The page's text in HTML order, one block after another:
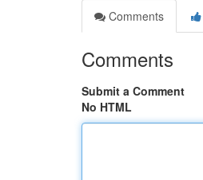
Comments
Comments
Submit a Comment
No HTML